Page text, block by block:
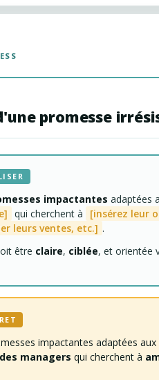
promesse
impactantes adaptées
qui cherchent à
[insérez leur
leurs ventes, etc.] .
être claire, ciblée, et orientée
impactantes adaptées
managers qui cherchent à